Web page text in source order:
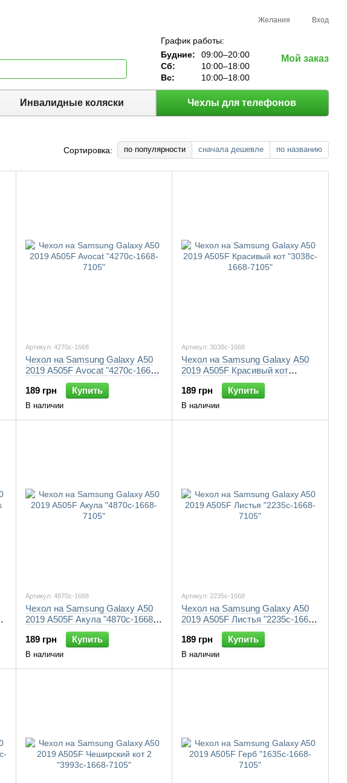
Желания Вход
График работы:
Будние:
09:00–20:00
Сб:
10:00–18:00
Вс:
10:00–18:00
Мой заказ
Инвалидные коляски Чехлы для телефонов
Сортировка: по популярности сначала дешевле по названию
Артикул: 4270c-1668
Чехол на Samsung Galaxy A50
2019 A505F Avocat "4270c-1668-
189 грн
Купить
В наличии
Артикул: 3038c-1668
Чехол на Samsung Galaxy A50
2019 A505F Красивый кот
"3038c-1668-7105"
189 грн
Купить
В наличии
Артикул: 4870c-1668
Чехол на Samsung Galaxy A50
2019 A505F Акула "4870c-1668-
189 грн
Купить
В наличии
Артикул: 2235c-1668
Чехол на Samsung Galaxy A50
2019 A505F Листья "2235c-1668-
189 грн
Купить
В наличии